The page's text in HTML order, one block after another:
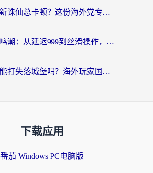
在欧洲玩新诛仙总卡顿？这份海外党专属加速器指南帮你解决延迟难题
在英国玩鸣潮：从延迟999到丝滑操作，我是怎么做到的？
在国外还能打失落城堡吗？海外玩家国服游戏加速终极指南（附北美玩online加速器下载技巧）
下载应用
番茄 Windows PC电脑版